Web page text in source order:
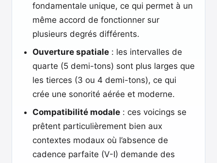
fondamentale unique, ce qui permet à un
même accord de fonctionner sur
plusieurs degrés différents.
Ouverture spatiale : les intervalles de
quarte (5 demi-tons) sont plus larges que
les tierces (3 ou 4 demi-tons), ce qui
crée une sonorité aérée et moderne.
Compatibilité modale : ces voicings se
prêtent particulièrement bien aux
contextes modaux où l’absence de
cadence parfaite (V-I) demande des